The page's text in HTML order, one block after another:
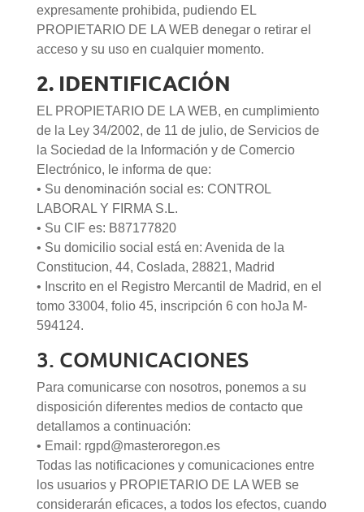
expresamente prohibida, pudiendo EL
PROPIETARIO DE LA WEB denegar o retirar el
acceso y su uso en cualquier momento.
2. IDENTIFICACIÓN
EL PROPIETARIO DE LA WEB, en cumplimiento
de la Ley 34/2002, de 11 de julio, de Servicios de
la Sociedad de la Información y de Comercio
Electrónico, le informa de que:
• Su denominación social es: CONTROL
LABORAL Y FIRMA S.L.
• Su CIF es: B87177820
• Su domicilio social está en: Avenida de la
Constitucion, 44, Coslada, 28821, Madrid
• Inscrito en el Registro Mercantil de Madrid, en el
tomo 33004, folio 45, inscripción 6 con hoJa M-
594124.
3. COMUNICACIONES
Para comunicarse con nosotros, ponemos a su
disposición diferentes medios de contacto que
detallamos a continuación:
• Email: rgpd@masteroregon.es
Todas las notificaciones y comunicaciones entre
los usuarios y PROPIETARIO DE LA WEB se
considerarán eficaces, a todos los efectos, cuando